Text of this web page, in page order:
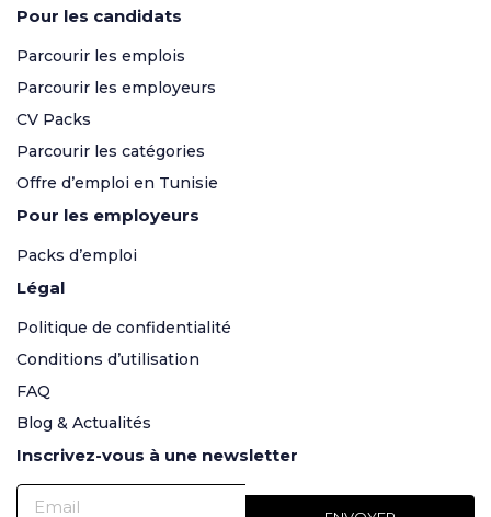
Pour les candidats
Parcourir les emplois
Parcourir les employeurs
CV Packs
Parcourir les catégories
Offre d’emploi en Tunisie
Pour les employeurs
Packs d’emploi
Légal
Politique de confidentialité
Conditions d’utilisation
FAQ
Blog & Actualités
Inscrivez-vous à une newsletter